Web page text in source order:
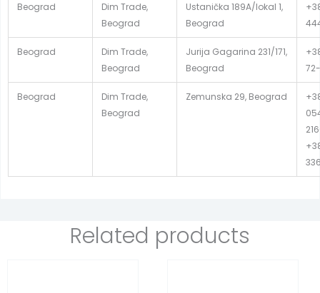
Beograd
Dim Trade,
Beograd
Ustanička 189A/lokal 1,
Beograd
Beograd
Dim Trade,
Beograd
Jurija Gagarina 231/171,
Beograd
Beograd
Dim Trade,
Beograd
Zemunska 29, Beograd
Related products